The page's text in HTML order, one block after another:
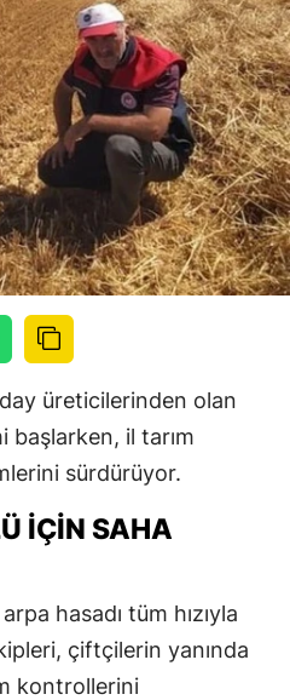
üreticilerinden olan
başlarken, il tarım
sürdürüyor.
İÇIN SAHA
hasadı tüm hızıyla
çiftçilerin yanında
kontrollerini